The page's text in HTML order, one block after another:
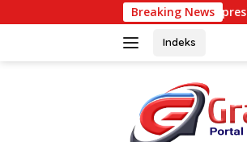
ke
Breaking News
Fahira Idris Apresiasi
Indeks